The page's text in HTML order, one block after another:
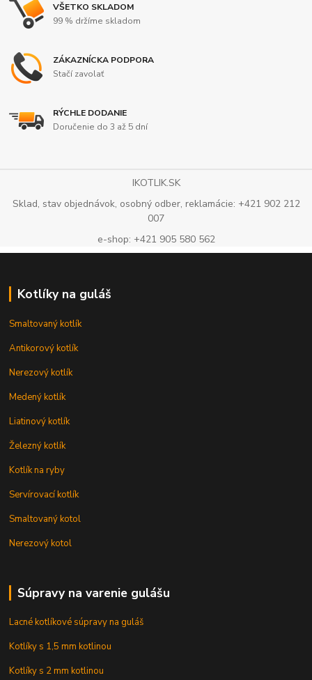
VŠETKO SKLADOM
99 % držíme skladom
ZÁKAZNÍCKA PODPORA
Stačí zavolať
RÝCHLE DODANIE
Doručenie do 3 až 5 dní
IKOTLIK.SK
Sklad, stav objednávok, osobný odber, reklamácie: +421 902 212
007
e-shop: +421 905 580 562
Kotlíky na guláš
Smaltovaný kotlík
Antikorový kotlík
Nerezový kotlík
Medený kotlík
Liatinový kotlík
Železný kotlík
Kotlík na ryby
Servírovací kotlík
Smaltovaný kotol
Nerezový kotol
Súpravy na varenie gulášu
Lacné kotlíkové súpravy na guláš
Kotlíky s 1,5 mm kotlinou
Kotlíky s 2 mm kotlinou